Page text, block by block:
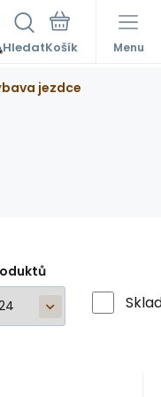
Hledat Menu
jezdce